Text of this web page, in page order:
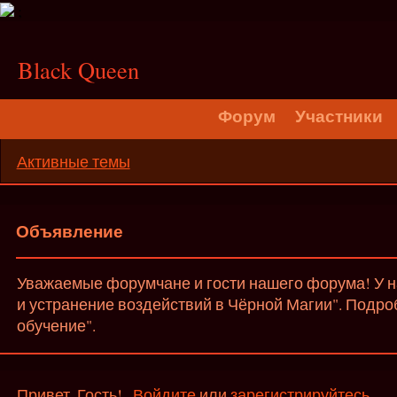
Black Queen
Форум Участники
Активные темы
Объявление
Уважаемые форумчане и гости нашего форума! У
и устранение воздействий в Чёрной Магии".
обучение".